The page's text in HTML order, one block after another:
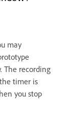
may
The recording
timer is
you stop